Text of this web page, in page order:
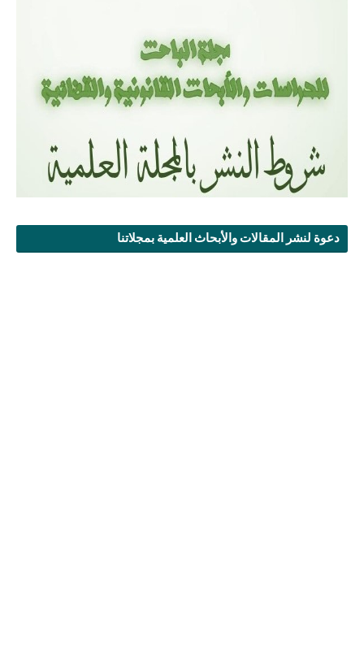
دعوة لنشر المقالات والأبحاث العلمية بمجلاتنا